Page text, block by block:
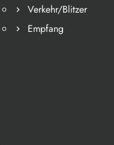
Verkehr/Blitzer
Empfang